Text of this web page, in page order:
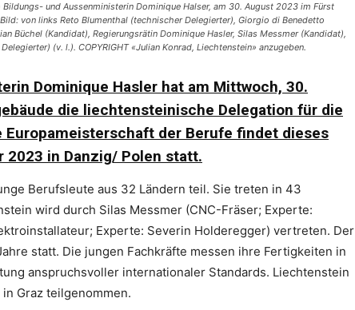
und Aussenministerin Dominique Halser, am 30. August 2023 im Fürst
von links Reto Blumenthal (technischer Delegierter), Giorgio di Benedetto
Büchel (Kandidat), Regierungsrätin Dominique Hasler, Silas Messmer (Kandidat),
(v. l.). COPYRIGHT «Julian Konrad, Liechtenstein» anzugeben.
Dominique Hasler hat am Mittwoch, 30.
die liechtensteinische Delegation für die
Europameisterschaft der Berufe findet dieses
2023 in Danzig/ Polen statt.
Berufsleute aus 32 Ländern teil. Sie treten in 43
wird durch Silas Messmer (CNC-Fräser; Experte:
Experte: Severin Holderegger) vertreten. Der
statt. Die jungen Fachkräfte messen ihre Fertigkeiten in
anspruchsvoller internationaler Standards. Liechtenstein
Graz teilgenommen.